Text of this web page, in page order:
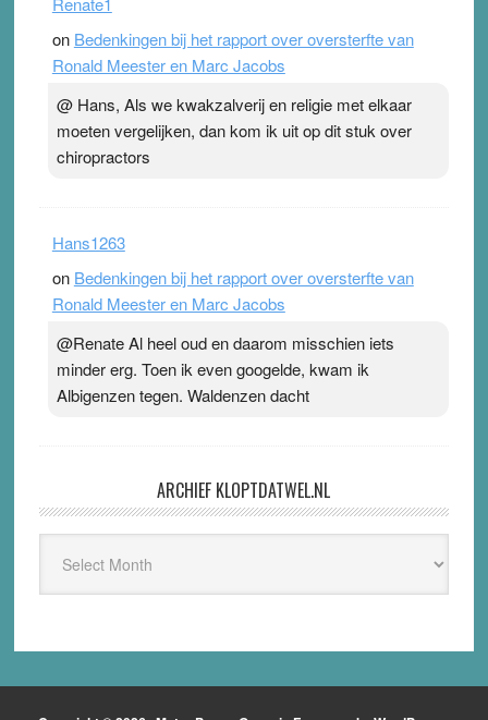
on Bedenkingen bij het rapport over oversterfte van
Ronald Meester en Marc Jacobs
@ Hans, Als we kwakzalverij en religie met elkaar
moeten vergelijken, dan kom ik uit op dit stuk over
chiropractors
Hans1263
on Bedenkingen bij het rapport over oversterfte van
Ronald Meester en Marc Jacobs
@Renate Al heel oud en daarom misschien iets
minder erg. Toen ik even googelde, kwam ik
Albigenzen tegen. Waldenzen dacht
ARCHIEF KLOPTDATWEL.NL
Kloptdatwel.nl